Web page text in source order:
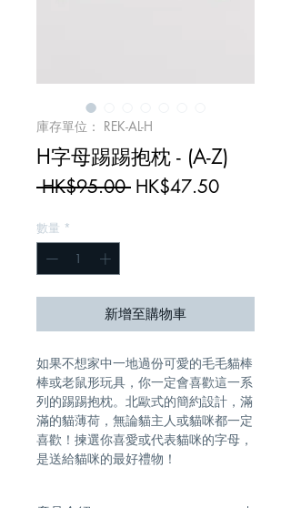
庫存單位： REK-AL-H
H字母踢踢抱枕 - (A-Z)
HK$95.00 一
HK$47.50促
數量 *
新增至購物車
如果不想家中一地過份可愛的毛毛貓棒
棒或老鼠形玩具，你一定會喜歡這一系
列的踢踢抱枕。北歐式的簡約設計，滿
滿的貓薄荷，無論貓主人或貓咪都一定
喜歡！揀選你喜愛或代表貓咪的字母，
是送給貓咪的最好禮物！